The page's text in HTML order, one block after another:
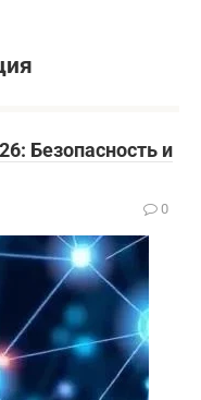
Безопасность и
0